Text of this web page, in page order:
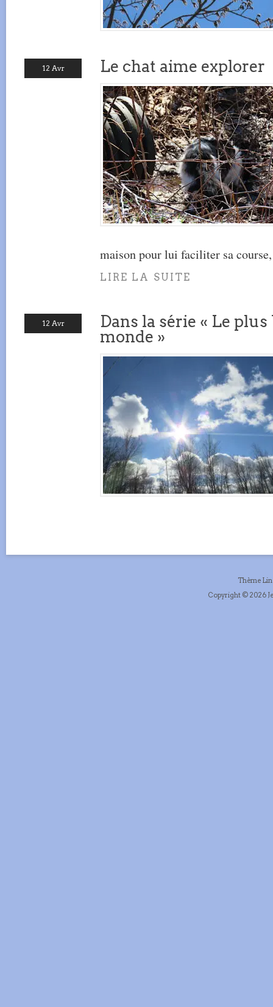
12 Avr Le chat aime explorer
maison pour lui faciliter sa
LIRE LA SUITE
12 Avr
Dans la série « Le
monde »
Thème
Copyright © 2026